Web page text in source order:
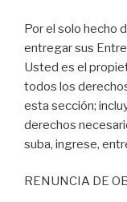
Por el solo hecho
entregar sus
Usted es el
todos los
esta sección;
derechos
suba, ingrese,
RENUNCIA DE